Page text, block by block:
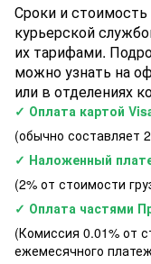
Сроки и
курьерской
их тарифами.
можно узнать на
или в отделениях
✓ Оплата картой
(обычно составляет
✓ Наложенный
(2% от стоимости
✓ Оплата частями
(Комиссия 0.01% от
ежемесячного